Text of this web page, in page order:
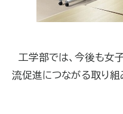
工学部では、今後も女
流促進につながる取り組